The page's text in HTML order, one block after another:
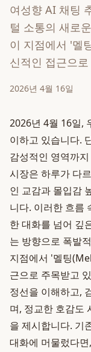
여성향 AI 채팅
털 소통의 새로
이 지점에서 '멜
신적인 접근으
2026년 4월 16일
2026년 4월 16일,
이하고 있습니다.
감성적인 영역까
시장은 하루가 다
인 교감과 몰입감
니다. 이러한 흐름
한 대화를 넘어 깊
는 방향으로 폭발
지점에서 '멜팅
근으로 주목받고
정선을 이해하고,
며, 정교한 호감도
을 제시합니다. 기
대화에 머물렀다면,